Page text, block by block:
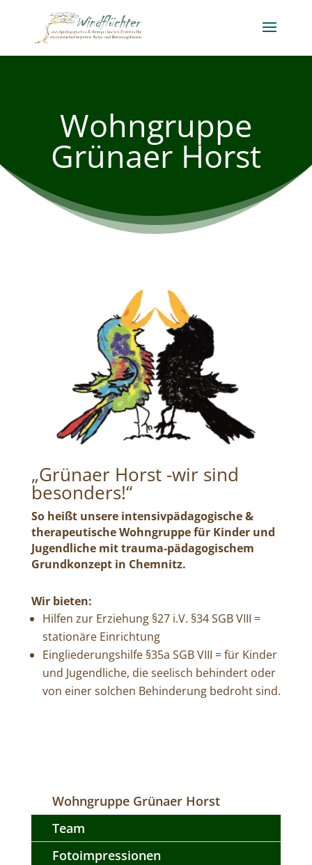
Wohngruppe
Grünaer Horst
„Grünaer Horst -wir sind
besonders!“
So heißt unsere intensivpädagogische &
therapeutische Wohngruppe für Kinder und
Jugendliche mit trauma-pädagogischem
Grundkonzept in Chemnitz.
Wir bieten:
Hilfen zur Erziehung §27 i.V. §34 SGB VIII =
stationäre Einrichtung
Eingliederungshilfe §35a SGB VIII = für Kinder
und Jugendliche, die seelisch behindert oder
von einer solchen Behinderung bedroht sind.
Wohngruppe Grünaer Horst
Team
Fotoimpressionen